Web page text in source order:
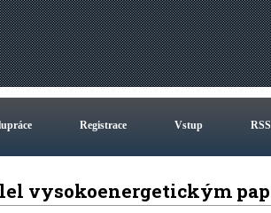
Registrace Vstup RSS
vysokoenergetickým